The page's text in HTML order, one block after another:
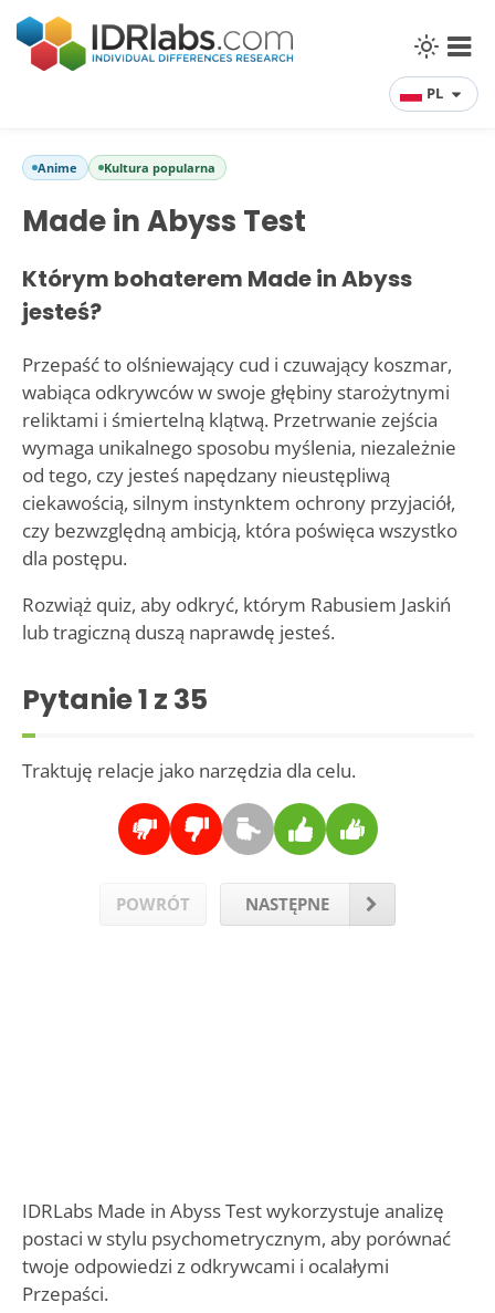
PL
Anime Kultura popularna
Made in Abyss Test
Którym bohaterem Made in Abyss
jesteś?
Przepaść to olśniewający cud i czuwający koszmar,
wabiąca odkrywców w swoje głębiny starożytnymi
reliktami i śmiertelną klątwą. Przetrwanie zejścia
wymaga unikalnego sposobu myślenia, niezależnie
od tego, czy jesteś napędzany nieustępliwą
ciekawością, silnym instynktem ochrony przyjaciół,
czy bezwzględną ambicją, która poświęca wszystko
dla postępu.
Rozwiąż quiz, aby odkryć, którym Rabusiem Jaskiń
lub tragiczną duszą naprawdę jesteś.
Pytanie1 z 35
Traktuję relacje jako narzędzia dla celu.
POWRÓT NASTĘPNE
IDRLabs Made in Abyss Test wykorzystuje analizę
postaci w stylu psychometrycznym, aby porównać
twoje odpowiedzi z odkrywcami i ocalałymi
Przepaści.